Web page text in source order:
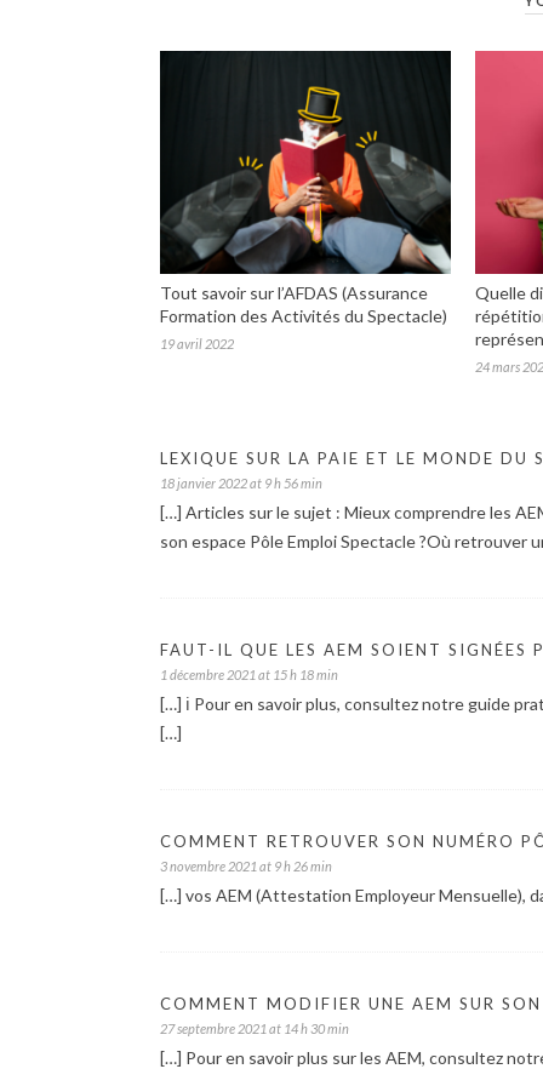
Tout savoir sur l’AFDAS (Assurance
Formation des Activités du Spectacle)
19 avril 2022
Quelle
24 mars
LEXIQUE SUR LA PAIE ET LE MONDE DU
18 janvier 2022 at 9 h 56 min
[…] Articles sur le sujet : Mieux comprendre les
son espace Pôle Emploi Spectacle ?Où retrouver
FAUT-IL QUE LES AEM SOIENT SIGNÉES
1 décembre 2021 at 15 h 18 min
[…] ℹ️ Pour en savoir plus, consultez notre guide
[…]
COMMENT RETROUVER SON NUMÉRO
3 novembre 2021 at 9 h 26 min
[…] vos AEM (Attestation Employeur Mensuelle),
COMMENT MODIFIER UNE AEM SUR
27 septembre 2021 at 14 h 30 min
[…] Pour en savoir plus sur les AEM, consultez